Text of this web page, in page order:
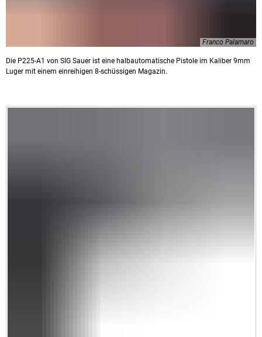
Franco Palamaro
Die P225-A1 von SIG Sauer ist eine halbautomatische Pistole im Kaliber 9mm
Luger mit einem einreihigen 8-schüssigen Magazin.